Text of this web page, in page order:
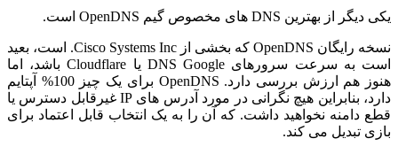
یکی دیگر از بهترین DNS های مخصوص گیم OpenDNS است.
نسخه رایگان OpenDNS که بخشی از Cisco Systems Inc. است، بعید
است به سرعت سرورهای DNS Google یا Cloudflare باشد، اما
هنوز هم ارزش بررسی دارد. OpenDNS برای یک چیز 100% آپتایم
دارد، بنابراین هیچ نگرانی در مورد آدرس های IP غیرقابل دسترس یا
قطع دامنه نخواهید داشت. که آن را به یک انتخاب قابل اعتماد برای
بازی تبدیل می کند.